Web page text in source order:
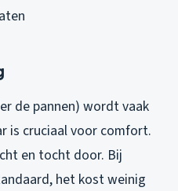
de pannen) wordt vaak
is cruciaal voor comfort.
en tocht door. Bij
het kost weinig